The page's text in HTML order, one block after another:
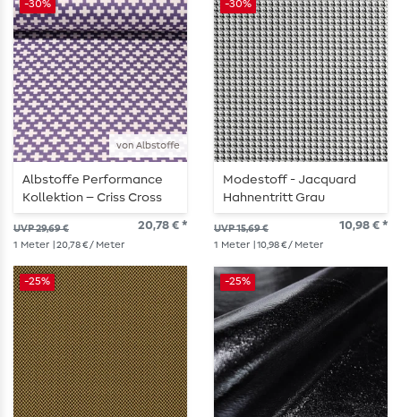
von Albstoffe
-30%
Albstoffe Performance
Kollektion – Criss Cross
Lila
UVP 29,69 € 20,78 € *
1 Meter | 20,78 € / Meter
-30%
Modestoff - Jacquard
Hahnentritt Grau
UVP 15,69 € 10,98 € *
1 Meter | 10,98 € / Meter
-25% -25%